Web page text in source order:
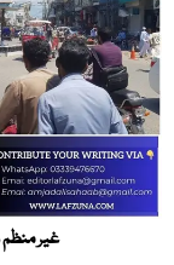
غیر منظم